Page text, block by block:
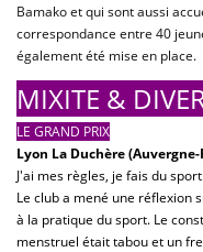
Bamako et qui sont aussi
correspondance entre 40
également été mise en place.
MIXITE &
LE GRAND PRIX
Lyon La Duchère
J'ai mes règles, je fais du
Le club a mené une réflexion
à la pratique du sport. Le
menstruel était tabou et un